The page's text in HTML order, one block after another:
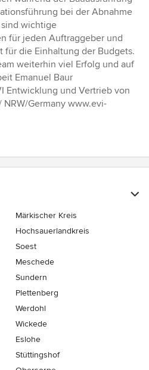
bei der Abnahme
wichtige
für jeden Auftraggeber und
für die Einhaltung der Budgets.
weiterhin viel Erfolg und auf
Emanuel Baur
Entwicklung und Vertrieb von
Germany www.evi-
Märkischer Kreis
Hochsauerlandkreis
Soest
Meschede
Sundern
Plettenberg
Werdohl
Wickede
Eslohe
Stüttingshof